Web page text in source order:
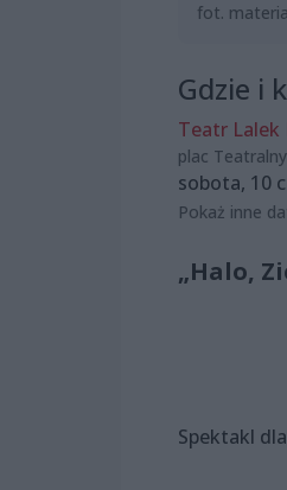
fot.
Gdzie i
Teatr Lalek
plac
sobota, 10
Pokaż inne
„Halo,
Spektakl